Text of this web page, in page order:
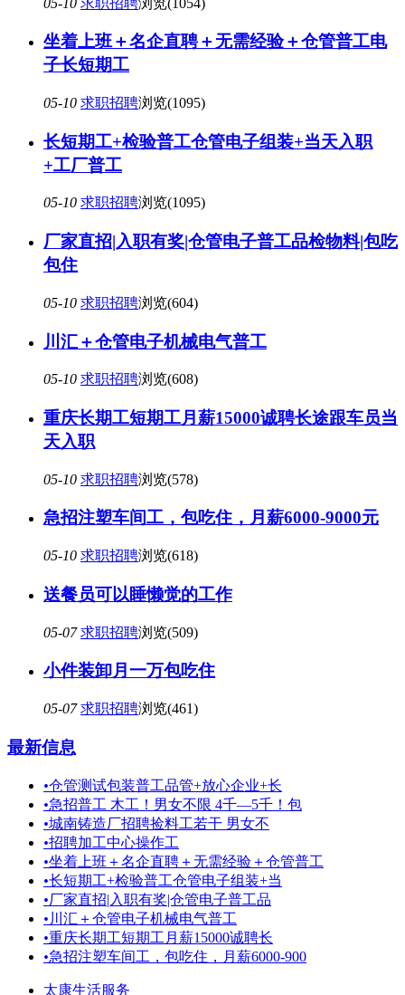
坐着上班＋名企直聘＋无需经验＋仓管普工电
子长短期工
05-10 求职招聘浏览(1095)
长短期工+检验普工仓管电子组装+当天入职
+工厂普工
05-10 求职招聘浏览(1095)
厂家直招|入职有奖|仓管电子普工品检物料|包吃
包住
05-10 求职招聘浏览(604)
川汇＋仓管电子机械电气普工
05-10 求职招聘浏览(608)
重庆长期工短期工月薪15000诚聘长途跟车员当
天入职
05-10 求职招聘浏览(578)
急招注塑车间工，包吃住，月薪6000-9000元
05-10 求职招聘浏览(618)
送餐员可以睡懒觉的工作
05-07 求职招聘浏览(509)
小件装卸月一万包吃住
05-07 求职招聘浏览(461)
最新信息
•仓管测试包装普工品管+放心企业+长
•急招普工 木工！男女不限 4千—5千！包
•城南铸造厂招聘捡料工若干 男女不
•招聘加工中心操作工
•坐着上班＋名企直聘＋无需经验＋仓管普工
•长短期工+检验普工仓管电子组装+当
•厂家直招|入职有奖|仓管电子普工品
• 川汇＋仓管电子机械电气普工
•重庆长期工短期工月薪15000诚聘长
•急招注塑车间工，包吃住，月薪6000-900
太康生活服务